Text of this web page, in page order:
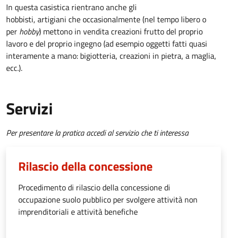
In questa casistica rientrano anche gli
hobbisti, artigiani che occasionalmente (nel tempo libero o
per hobby) mettono in vendita creazioni frutto del proprio
lavoro e del proprio ingegno (ad esempio oggetti fatti quasi
interamente a mano: bigiotteria, creazioni in pietra, a maglia,
ecc.).
Servizi
Per presentare la pratica accedi al servizio che ti interessa
Rilascio della concessione
Procedimento di rilascio della concessione di
occupazione suolo pubblico per svolgere attività non
imprenditoriali e attività benefiche